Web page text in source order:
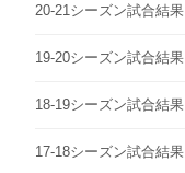
20-21シーズン試合結果
19-20シーズン試合結果
18-19シーズン試合結果
17-18シーズン試合結果